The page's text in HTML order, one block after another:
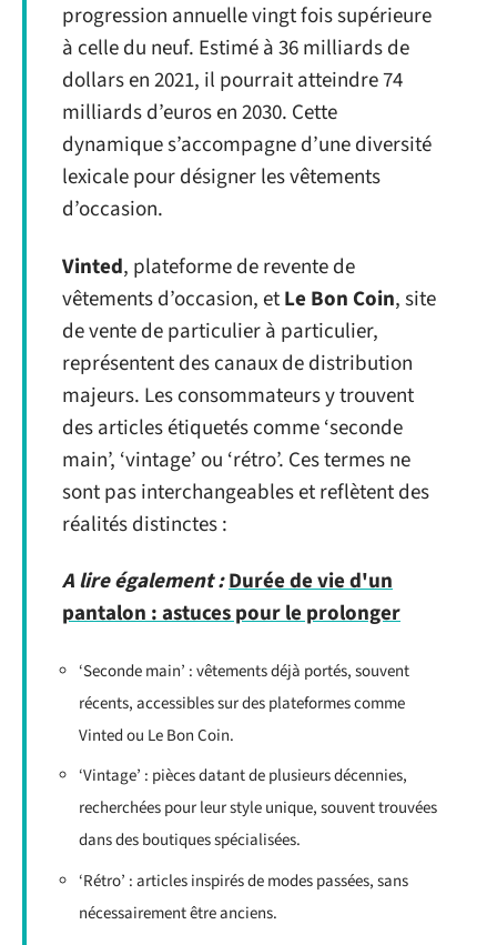
progression annuelle vingt fois supérieure
à celle du neuf. Estimé à 36 milliards de
dollars en 2021, il pourrait atteindre 74
milliards d’euros en 2030. Cette
dynamique s’accompagne d’une diversité
lexicale pour désigner les vêtements
d’occasion.
Vinted, plateforme de revente de
vêtements d’occasion, etLe Bon Coin, site
de vente de particulier à particulier,
représentent des canaux de distribution
majeurs. Les consommateurs y trouvent
des articles étiquetés comme ‘seconde
main’, ‘vintage’ ou ‘rétro’. Ces termes ne
sont pas interchangeables et reflètent des
réalités distinctes :
A lire également :Durée de vie d'un
pantalon : astuces pour le prolonger
‘Seconde main’ : vêtements déjà portés, souvent
récents, accessibles sur des plateformes comme
Vinted ou Le Bon Coin.
‘Vintage’ : pièces datant de plusieurs décennies,
recherchées pour leur style unique, souvent trouvées
dans des boutiques spécialisées.
‘Rétro’ : articles inspirés de modes passées, sans
nécessairement être anciens.